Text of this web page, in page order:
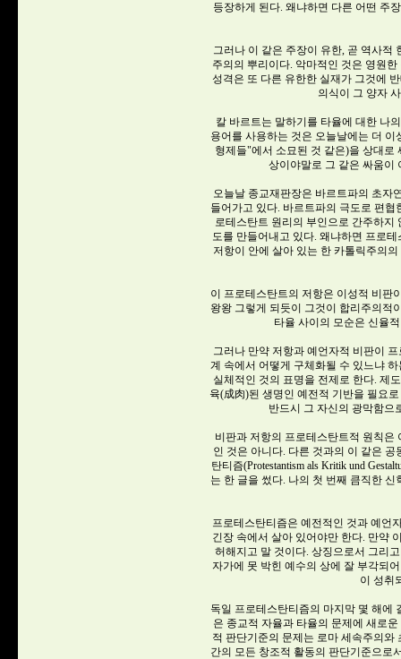
등장하게 된다. 왜냐하면 다른 어떤 주
그러나 이 같은 주장이 유한, 곧 역사적
주의의 뿌리이다. 악마적인 것은 영원
성격은 또 다른 유한한 실재가 그것에
의식이 그 양자
칼 바르트는 말하기를 타율에 대한 나
용어를 사용하는 것은 오늘날에는 더
형제들"에서 소묘된 것 같은)을 상대로
상이야말로 그 같은 싸움이
오늘날 종교재판장은 바르트파의 초자
들어가고 있다. 바르트파의 극도로 편
로테스탄트 원리의 부인으로 간주하지
도를 만들어내고 있다. 왜냐하면 프로
저항이 안에 살아 있는 한 카톨릭주의
이 프로테스탄트의 저항은 이성적 비판
왕왕 그렇게 되듯이 그것이 합리주의적
타율 사이의 모순은 신율
그러나 만약 저항과 예언자적 비판이
계 속에서 어떻게 구체화될 수 있느냐
실체적인 것의 표명을 전제로 한다. 제
육(成肉)된 생명인 예전적 기반을 필요
반드시 그 자신의 광막함으
비판과 저항의 프로테스탄트적 원칙은
인 것은 아니다. 다른 것과의 이 같은
탄티즘(Protestantism als Kritik und
는 한 글을 썼다. 나의 첫 번째 큼직한
프로테스탄티즘은 예전적인 것과 예언
긴장 속에서 살아 있어야만 한다. 만약
허해지고 말 것이다. 상징으로서 그리
자가에 못 박힌 예수의 상에 잘 부각되
이 성취
독일 프로테스탄티즘의 마지막 몇 해에
은 종교적 자율과 타율의 문제에 새로
적 판단기준의 문제는 로마 세속주의와
간의 모든 창조적 활동의 판단기준으로